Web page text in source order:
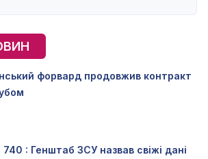
форвард продовжив контракт
: Генштаб ЗСУ назвав свіжі дані